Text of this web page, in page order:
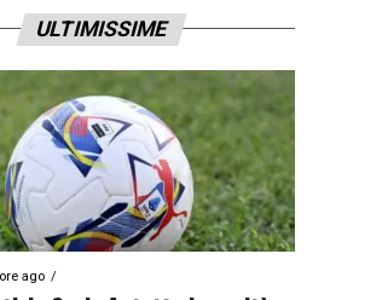
ULTIMISSIME
ago